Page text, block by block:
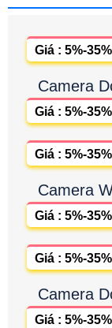
Giá : 5%-35%
Camera
Giá : 5%-35%
Giá : 5%-35%
Camera
Giá : 5%-35%
Giá : 5%-35%
Camera
Giá : 5%-35%